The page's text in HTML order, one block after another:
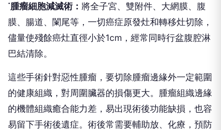
˙腫瘤細胞減滅術： 將全子宮、雙附件、大網膜、腹
膜、腸道、闌尾等，一切癌症原發灶和轉移灶切除，
儘量使殘餘癌灶直徑小於1cm，經常同時行盆腹腔淋
巴結清除。
這些手術針對惡性腫瘤，要切除腫瘤邊緣外一定範圍
的健康組織，對周圍臟器的損傷更大。腫瘤組織邊緣
的機體組織癒合能力差，易出現術後功能缺損，也容
易留下手術後遺症。術後常需要輔助放、化療，預防